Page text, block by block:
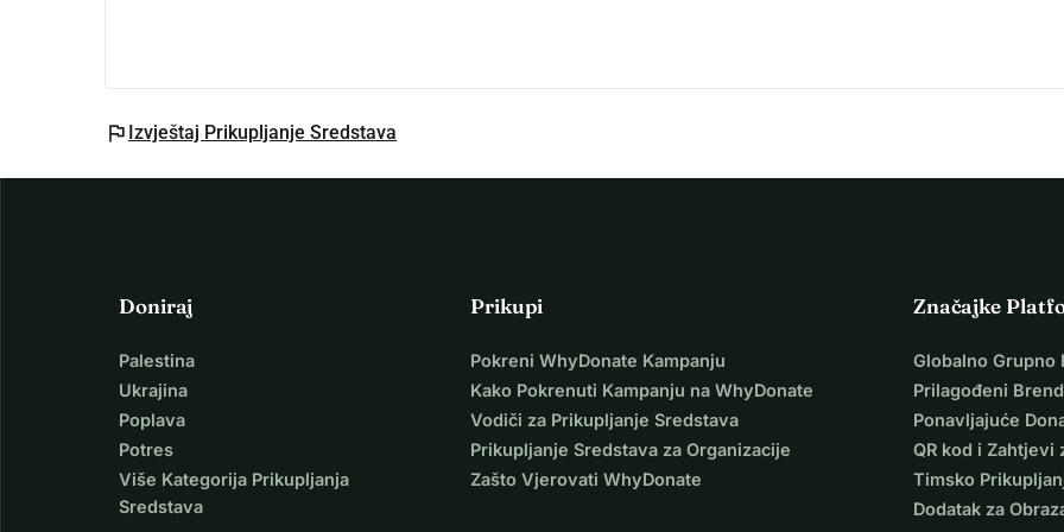
flag Izvještaj Prikupljanje Sredstava
Doniraj
Palestina
Ukrajina
Poplava
Potres
Više Kategorija Prikupljanja
Sredstava
Prikupi
Pokreni WhyDonate Kampanju
Kako Pokrenuti Kampanju na WhyDonate
Vodiči za Prikupljanje Sredstava
Prikupljanje Sredstava za Organizacije
Zašto Vjerovati WhyDonate
Značajke
Globalno Grupno
Prilagođeni
Ponavljajuće
QR kod i Zahtjevi
Timsko
Dodatak za